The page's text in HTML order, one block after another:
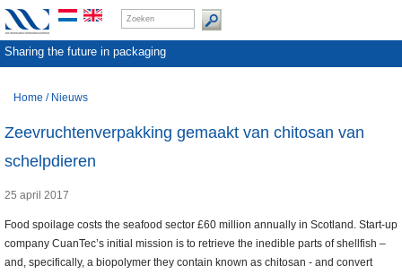
Sharing the future in packaging
Home / Nieuws
Zeevruchtenverpakking gemaakt van chitosan van
schelpdieren
25 april 2017
Food spoilage costs the seafood sector £60 million annually in Scotland. Start-up
company CuanTec’s initial mission is to retrieve the inedible parts of shellfish –
and, specifically, a biopolymer they contain known as chitosan - and convert